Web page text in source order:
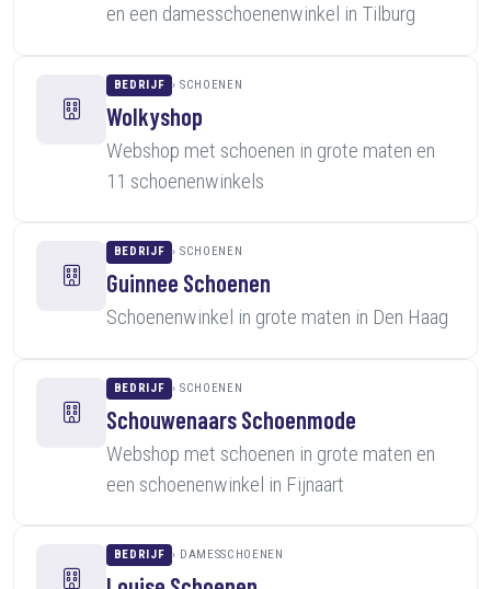
en een damesschoenenwinkel in Tilburg
BEDRIJF SCHOENEN
Wolkyshop
Webshop met schoenen in grote maten en
11 schoenenwinkels
BEDRIJF SCHOENEN
Guinnee Schoenen
Schoenenwinkel in grote maten in Den Haag
BEDRIJF SCHOENEN
Schouwenaars Schoenmode
Webshop met schoenen in grote maten en
een schoenenwinkel in Fijnaart
BEDRIJF DAMESSCHOENEN